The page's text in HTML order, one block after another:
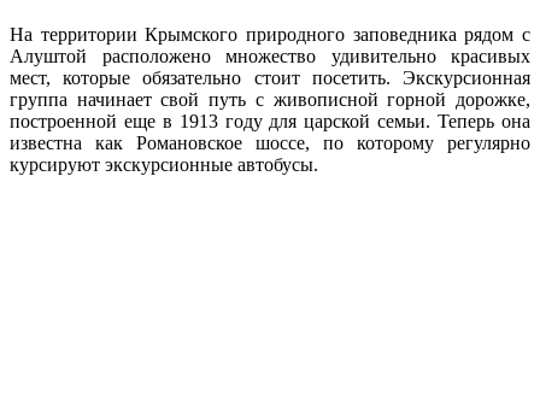
На территории Крымского природного заповедника рядом с
Алуштой расположено множество удивительно красивых
мест, которые обязательно стоит посетить. Экскурсионная
группа начинает свой путь с живописной горной дорожке,
построенной еще в 1913 году для царской семьи. Теперь она
известна как Романовское шоссе, по которому регулярно
курсируют экскурсионные автобусы.